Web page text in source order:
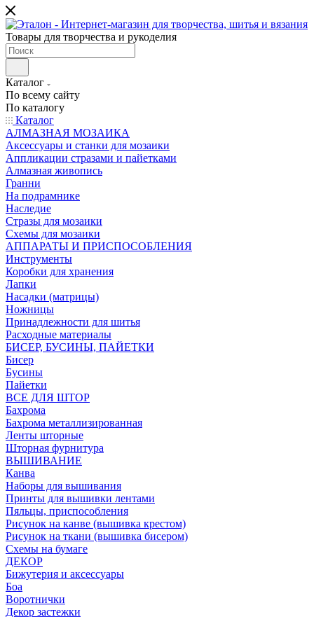
Товары для творчества и рукоделия
Каталог
По всему сайту
По каталогу
Каталог
АЛМАЗНАЯ МОЗАИКА
Аксессуары и станки для мозаики
Аппликации стразами и пайетками
Алмазная живопись
Гранни
На подрамнике
Наследие
Стразы для мозаики
Схемы для мозаики
АППАРАТЫ И ПРИСПОСОБЛЕНИЯ
Инструменты
Коробки для хранения
Лапки
Насадки (матрицы)
Ножницы
Принадлежности для шитья
Расходные материалы
БИСЕР, БУСИНЫ, ПАЙЕТКИ
Бисер
Бусины
Пайетки
ВСЕ ДЛЯ ШТОР
Бахрома
Бахрома металлизированная
Ленты шторные
Шторная фурнитура
ВЫШИВАНИЕ
Канва
Наборы для вышивания
Принты для вышивки лентами
Пяльцы, приспособления
Рисунок на канве (вышивка крестом)
Рисунок на ткани (вышивка бисером)
Схемы на бумаге
ДЕКОР
Бижутерия и аксессуары
Боа
Воротнички
Декор застежки